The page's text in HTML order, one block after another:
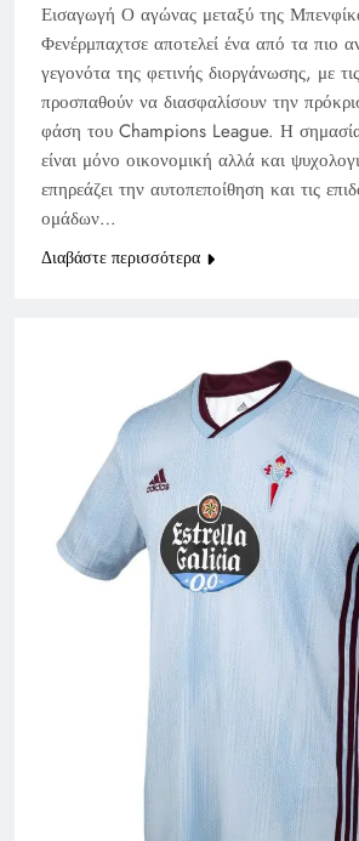
Εισαγωγή Ο αγώνας μεταξύ της
Φενέρμπαχτσε αποτελεί ένα από τα πιο
γεγονότα της φετινής διοργάνωσης, με
προσπαθούν να διασφαλίσουν την
φάση του Champions League. Η
είναι μόνο οικονομική αλλά και
επηρεάζει την αυτοπεποίθηση και τις
ομάδων…
Διαβάστε περισσότερα